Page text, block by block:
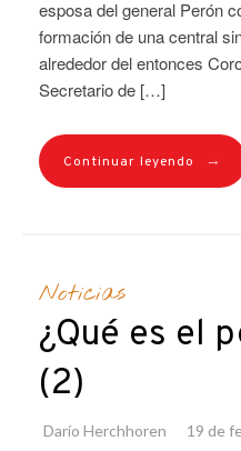
esposa del general Perón
formación de una central
alrededor del entonces
Secretario de […]
Continuar leyendo →
Noticias
¿Qué es el
(2)
Darío Herchhoren 19 de